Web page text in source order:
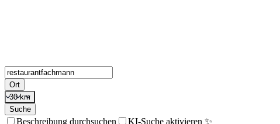
Ort
30 km
Suche
Beschreibung durchsuchen KI-Suche aktivieren ✨